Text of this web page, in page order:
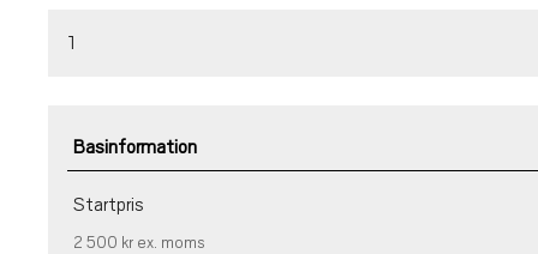
1
Basinformation
Startpris
2 500 kr ex. moms